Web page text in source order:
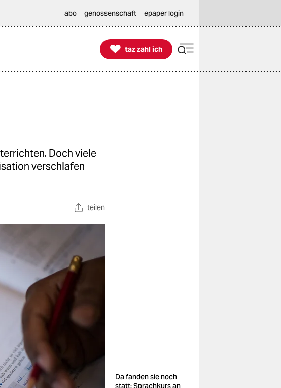
abo genossenschaft epaper login

taz zahl ich
taz zahl ich
Doch viele
verschlafen
teilen
Da fanden sie noch
statt: Sprachkurs an